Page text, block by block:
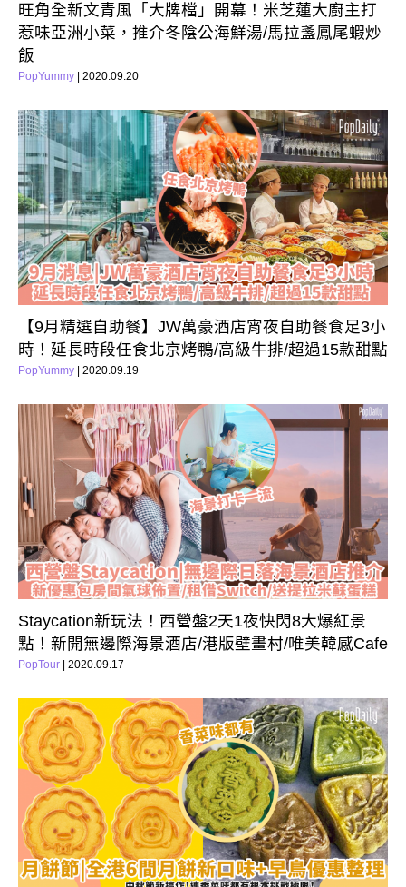
旺角全新文青風「大牌檔」開幕！米芝蓮大廚主打
惹味亞洲小菜，推介冬陰公海鮮湯/馬拉盞鳳尾蝦炒
飯
PopYummy | 2020.09.20
【9月精選自助餐】JW萬豪酒店宵夜自助餐食足3小
時！延長時段任食北京烤鴨/高級牛排/超過15款甜點
PopYummy | 2020.09.19
Staycation新玩法！西營盤2天1夜快閃8大爆紅景
點！新開無邊際海景酒店/港版壁畫村/唯美韓感Cafe
PopTour | 2020.09.17